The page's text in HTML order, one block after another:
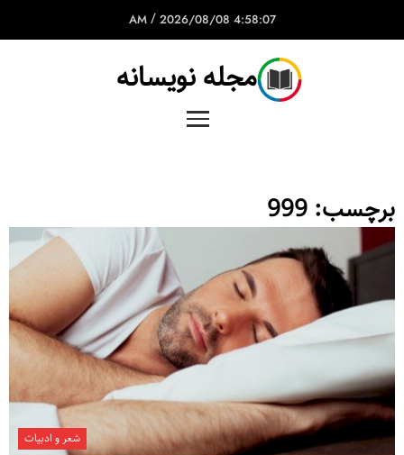
4:58:07 AM
/ 2026/08/08
مجله نویسانه
برچسب: 999
شعر و ادبیات